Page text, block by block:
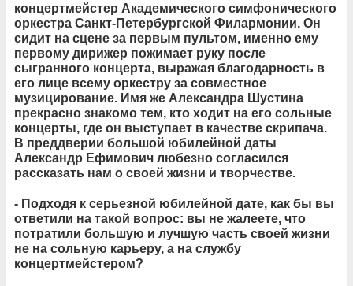
концертмейстер Академического симфонического
оркестра Санкт-Петербургской Филармонии. Он
сидит на сцене за первым пультом, именно ему
первому дирижер пожимает руку после
сыгранного концерта, выражая благодарность в
его лице всему оркестру за совместное
музицирование. Имя же Александра Шустина
прекрасно знакомо тем, кто ходит на его сольные
концерты, где он выступает в качестве скрипача.
В преддверии большой юбилейной даты
Александр Ефимович любезно согласился
рассказать нам о своей жизни и творчестве.
- Подходя к серьезной юбилейной дате, как бы вы
ответили на такой вопрос: вы не жалеете, что
потратили большую и лучшую часть своей жизни
не на сольную карьеру, а на службу
концертмейстером?